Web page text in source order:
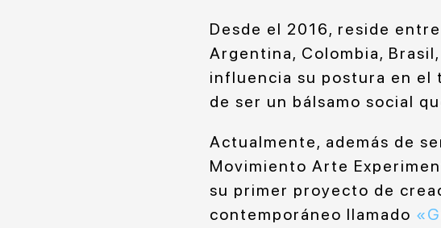
Desde el 2016, reside
Argentina, Colombia,
influencia su postura en el
de ser un bálsamo social
Actualmente, además de
Movimiento Arte
su primer proyecto de
contemporáneo llamado